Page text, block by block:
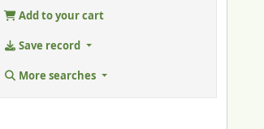
Add to your cart
Save record
More searches